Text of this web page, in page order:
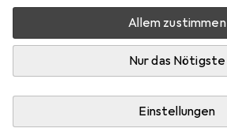
Allem zustimmen
Nur das Nötigste
Einstellungen
Vergleichen
Kostenloser Versand ab 30,– i